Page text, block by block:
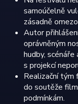
samoúčelně
zásadně
Autor
oprávněným
hudby,
s projekcí
Realizační tým
do soutěže
podmínkám.